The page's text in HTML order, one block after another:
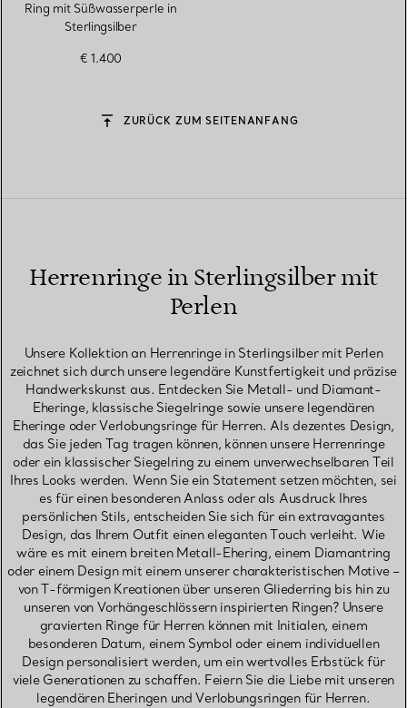
Ring mit Süßwasserperle in
Sterlingsilber
€ 1.400
ZURÜCK ZUM SEITENANFANG
Herrenringe in Sterlingsilber mit
Perlen
Unsere Kollektion an Herrenringe in Sterlingsilber mit Perlen
zeichnet sich durch unsere legendäre Kunstfertigkeit und präzise
Handwerkskunst aus. Entdecken Sie Metall- und Diamant-
Eheringe, klassische Siegelringe sowie unsere legendären
Eheringe oder Verlobungsringe für Herren. Als dezentes Design,
das Sie jeden Tag tragen können, können unsere Herrenringe
oder ein klassischer Siegelring zu einem unverwechselbaren Teil
Ihres Looks werden. Wenn Sie ein Statement setzen möchten, sei
es für einen besonderen Anlass oder als Ausdruck Ihres
persönlichen Stils, entscheiden Sie sich für ein extravagantes
Design, das Ihrem Outfit einen eleganten Touch verleiht. Wie
wäre es mit einem breiten Metall-Ehering, einem Diamantring
oder einem Design mit einem unserer charakteristischen Motive –
von T-förmigen Kreationen über unseren Gliederring bis hin zu
unseren von Vorhängeschlössern inspirierten Ringen? Unsere
gravierten Ringe für Herren können mit Initialen, einem
besonderen Datum, einem Symbol oder einem individuellen
Design personalisiert werden, um ein wertvolles Erbstück für
viele Generationen zu schaffen. Feiern Sie die Liebe mit unseren
legendären Eheringen und Verlobungsringen für Herren.